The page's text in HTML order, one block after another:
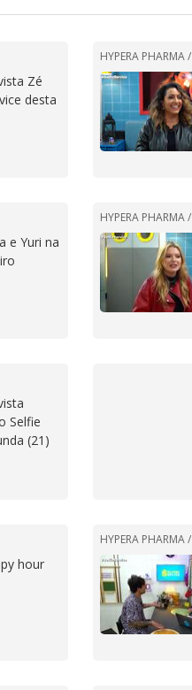
Zé
desta
HYPERA PHARMA /
e Yuri na
HYPERA PHARMA /
Selfie
(21)
hour
HYPERA PHARMA /